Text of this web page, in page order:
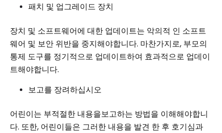
패치 및 업그레이드 장치
장치 및 소프트웨어에 대한 업데이트는 악의적 인 소프트
웨어 및 보안 위반을 중지해야합니다. 마찬가지로, 부모의
통제 도구를 정기적으로 업데이트하여 효과적으로 업데이
트해야합니다.
보고를 장려하십시오
어린이는 부적절한 내용을보고하는 방법을 이해해야합니
다. 또한, 어린이들은 그러한 내용을 발견 한 후 호기심과